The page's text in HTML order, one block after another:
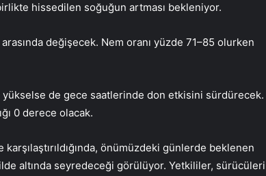
hissedilen soğuğun artması bekleniyor.
değişecek. Nem oranı yüzde 71–85 olurken
yükselse de gece saatlerinde don etkisini sürdürecek.
0 derece olacak.
önümüzdeki günlerde beklenen
altında seyredeceği görülüyor. Yetkililer, sürücüleri